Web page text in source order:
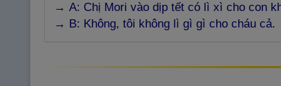
Nghĩa: Chia cắt, phân chia,
→ A: Chị Mori vào dịp tết có lì xì cho con
→ B: Không, tôi không lì gì gì cho cháu cả.